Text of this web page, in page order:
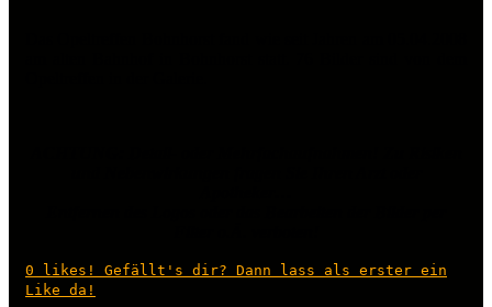
0
likes! Gefällt's dir? Dann lass als erster ein
Like da!